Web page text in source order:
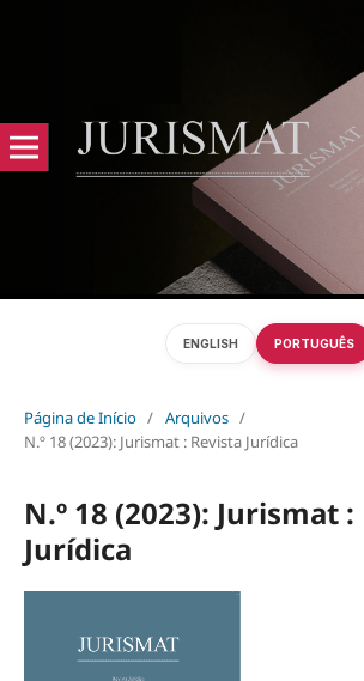
Página de Início / Arquivos /
N.º 18 (2023): Jurismat : Revista Jurídica
N.º 18 (2023): Jurismat
Jurídica
ENGLISH PORTUGUÊS